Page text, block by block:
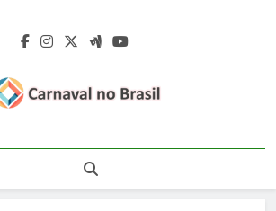
Carnaval No
Brasil 2027 –
Rua 2027 – Desfile Das Escolas De
– Fotos Carnaval 2026 – Blocos